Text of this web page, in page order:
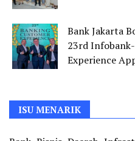
Bank Jakarta
23rd
Experience
ISU MENARIK